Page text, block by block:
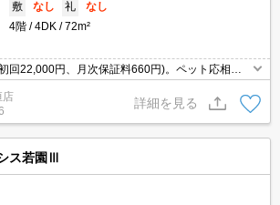
敷
なし 礼
なし
4階
4DK 72m²
回22,000円、月次保証料660円)。ペット応相
ト無料。敷地外駐車場へ50m。
店
詳細を見る
ス若園Ⅲ